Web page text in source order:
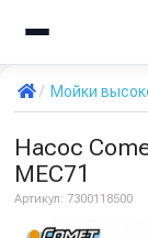
Мойки
Насос
MEC71
Артикул: 7300118500